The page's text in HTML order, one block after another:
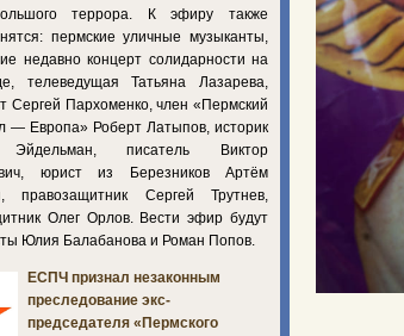
террора. К эфиру также
пермские уличные музыканты,
недавно концерт солидарности на
телеведущая Татьяна Лазарева,
Сергей Пархоменко, член «Пермский
— Европа» Роберт Латыпов, историк
Эйдельман, писатель Виктор
юрист из Березников Артём
правозащитник Сергей Трутнев,
Олег Орлов. Вести эфир будут
Юлия Балабанова и Роман Попов.
ЕСПЧ признал незаконным
преследование экс-
председателя «Пермского